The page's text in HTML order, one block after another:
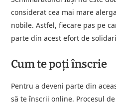
considerat cea mai mare
nobile. Astfel, fiecare pas pe
parte din acest efort de
Cum te poți înscrie
Pentru a deveni parte din
să te înscrii online. Procesul